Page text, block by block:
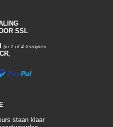
SSL
(in 1 of 4 termijnen
,
staan klaar